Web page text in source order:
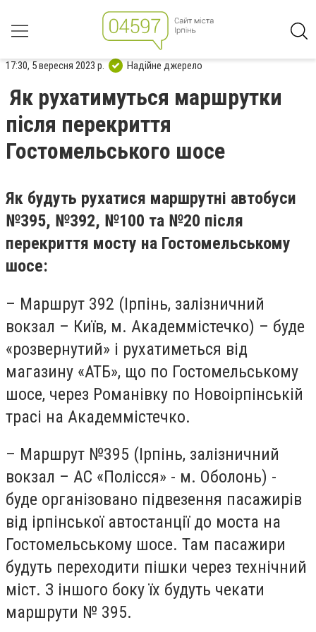
17:30, 5 вересня 2023 р. Надійне джерело
Як рухатимуться маршрутки
після перекриття
Гостомельського шосе
Як будуть рухатися маршрутні автобуси
№395, №392, №100 та №20 після
перекриття мосту на Гостомельському
шосе:
– Маршрут 392 (Ірпінь, залізничний
вокзал – Київ, м. Академмістечко) – буде
«розвернутий» і рухатиметься від
магазину «АТБ», що по Гостомельському
шосе, через Романівку по Новоірпінській
трасі на Академмістечко.
– Маршрут №395 (Ірпінь, залізничний
вокзал – АС «Полісся» - м. Оболонь) -
буде організовано підвезення пасажирів
від ірпінської автостанції до моста на
Гостомельському шосе. Там пасажири
будуть переходити пішки через технічний
міст. З іншого боку їх будуть чекати
маршрути № 395.